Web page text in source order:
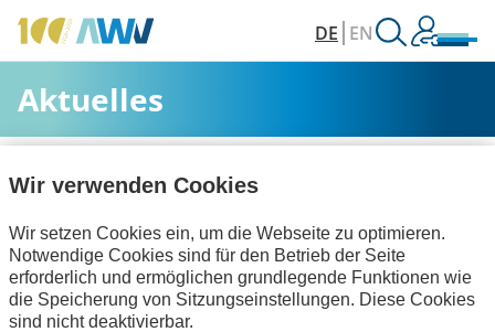
DE EN
Aktuelles
Alle Kategorien
Wir verwenden Cookies
Wir setzen Cookies ein, um die Webseite zu optimieren.
Notwendige Cookies sind für den Betrieb der Seite
erforderlich und ermöglichen grundlegende Funktionen wie
die Speicherung von Sitzungseinstellungen. Diese Cookies
sind nicht deaktivierbar.